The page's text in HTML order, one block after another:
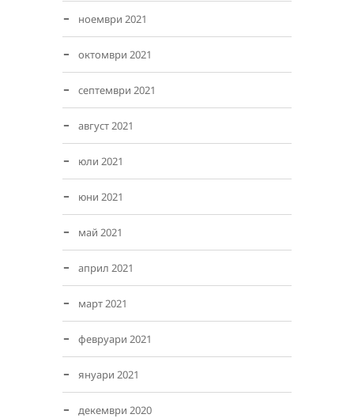
ноември 2021
октомври 2021
септември 2021
август 2021
юли 2021
юни 2021
май 2021
април 2021
март 2021
февруари 2021
януари 2021
декември 2020